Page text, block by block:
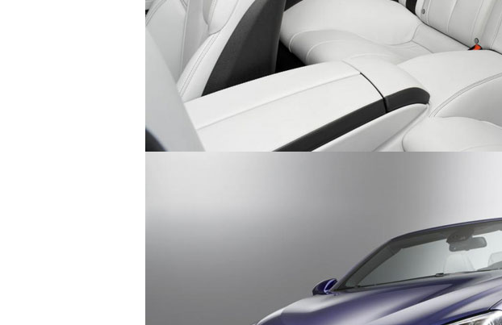
ĐÁNH GIÁ JUGUAR XE PORTFOLIO
autodaily
1.116 lượt xem - 11/04/2016
LAMBORGHINI HURACAN CHÍNH HÃNG
THỨ HAI TẠI HÀ NỘI
autodaily
1.031 lượt xem - 29/01/2016
TRẢI NGHIỆM PORSCHE 911 CARRERA
GTS 2015